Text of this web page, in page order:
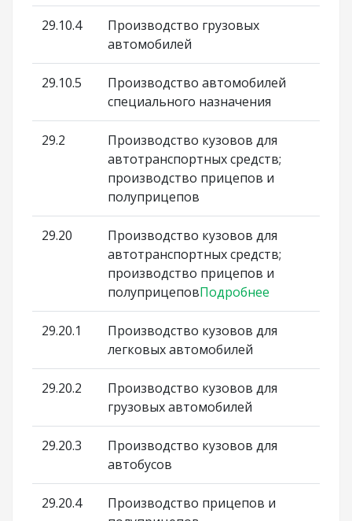
29.10.4
Производство грузовых
автомобилей
29.10.5
Производство автомобилей
специального назначения
29.2
Производство кузовов для
автотранспортных средств;
производство прицепов и
полуприцепов
29.20
Производство кузовов для
автотранспортных средств;
производство прицепов и
полуприцеповПодробнее
29.20.1
Производство кузовов для
легковых автомобилей
29.20.2
Производство кузовов для
грузовых автомобилей
29.20.3
Производство кузовов для
автобусов
29.20.4
Производство прицепов и